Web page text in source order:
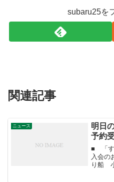
subaru25を
関連記事
ニュース
明日
予約
■ 「す
入会の
り船